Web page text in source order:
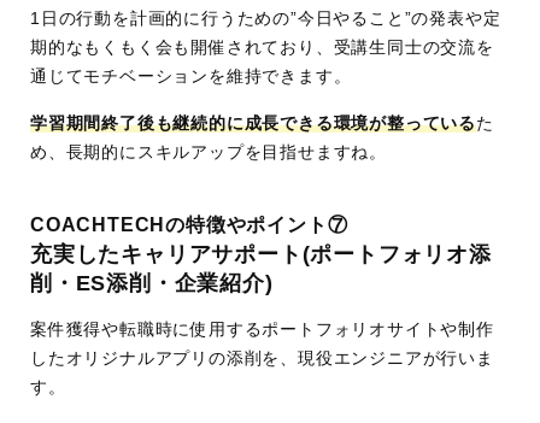
1日の行動を計画的に行うための”今日やること”の発表や定
期的なもくもく会も開催されており、受講生同士の交流を
通じてモチベーションを維持できます。
学習期間終了後も継続的に成長できる環境が整っているた
め、長期的にスキルアップを目指せますね。
COACHTECHの特徴やポイント⑦
充実したキャリアサポート(ポートフォリオ添
削・ES添削・企業紹介)
案件獲得や転職時に使用するポートフォリオサイトや制作
したオリジナルアプリの添削を、現役エンジニアが行いま
す。